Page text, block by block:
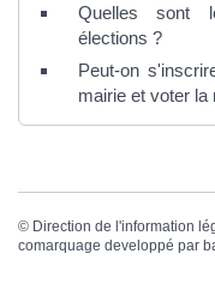
Quelles sont
élections ?
Peut-on
mairie et voter la
© Direction de l'information
comarquage developpé par